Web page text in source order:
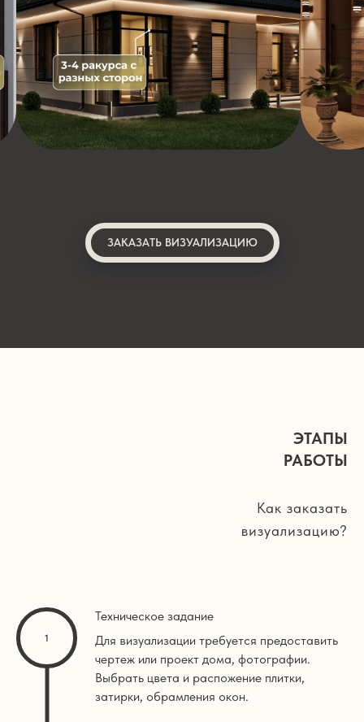
ЗАКАЗАТЬ ВИЗУАЛИЗАЦИЮ
ЭТАПЫ
РАБОТЫ
Как заказать
визуализацию?
Техническое задание
Для визуализации требуется предоставить
чертеж или проект дома, фотографии.
Выбрать цвета и распожение плитки,
затирки, обрамления окон.